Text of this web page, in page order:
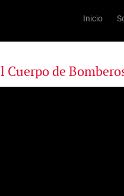
Inicio
de